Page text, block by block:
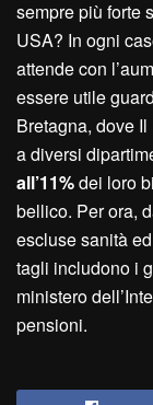
sempre più forte
USA? In ogni
attende con
essere utile
Bretagna, dove
a diversi
all’11%dei loro
bellico. Per ora,
escluse sanità
tagli includono i
ministero
pensioni.